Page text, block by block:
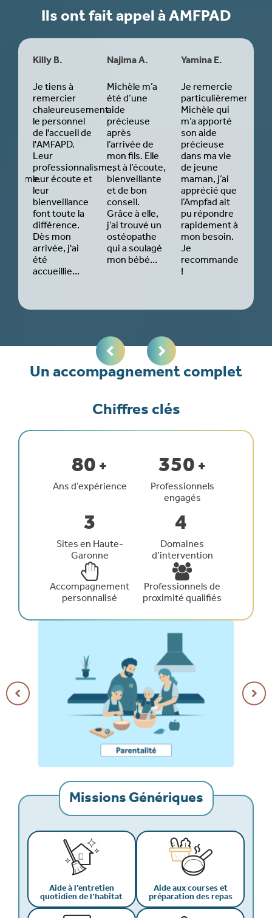
Ils ont fait appel à AMFPAD
Killy B.
Je tiens à
remercier
chaleureusement
le personnel
de l'accueil de
l'AMFAPD.
Leur
professionnalisme,
leur écoute et
leur
bienveillance
font toute la
différence.
Dès mon
arrivée, j'ai
été
accueillie...
Najima A.
Michèle m’a
été d’une
aide
précieuse
après
l’arrivée de
mon fils. Elle
est à l’écoute,
bienveillante
et de bon
conseil.
Grâce à elle,
j’ai trouvé un
ostéopathe
qui a soulagé
mon bébé...
Yamina E.
Je remercie
particulièrement
Michèle qui
m’a apporté
son aide
précieuse
dans ma vie
de jeune
maman, j’ai
apprécié que
l’Ampfad ait
pu répondre
rapidement à
mon besoin.
Je
recommande
!
Un accompagnement complet
Chiffres clés
80+
Ans d’expérience
350+
Professionnels
engagés
3
Sites en Haute-
Garonne
4
Domaines
d’intervention
Accompagnement
personnalisé
Professionnels de
proximité qualifiés
Missions Génériques
Aide à l’entretien
quotidien de l’habitat
Aide aux courses et
préparation des repas